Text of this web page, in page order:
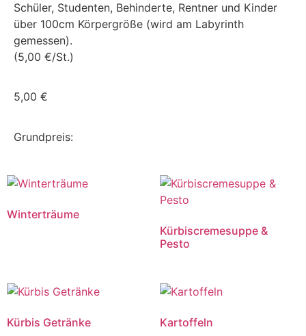
Schüler, Studenten, Behinderte, Rentner und Kinder
über 100cm Körpergröße (wird am Labyrinth
gemessen).
(5,00 €/St.)
5,00 €
Grundpreis:
Winterträume
Kürbiscremesuppe &
Pesto
Kürbis Getränke Kartoffeln